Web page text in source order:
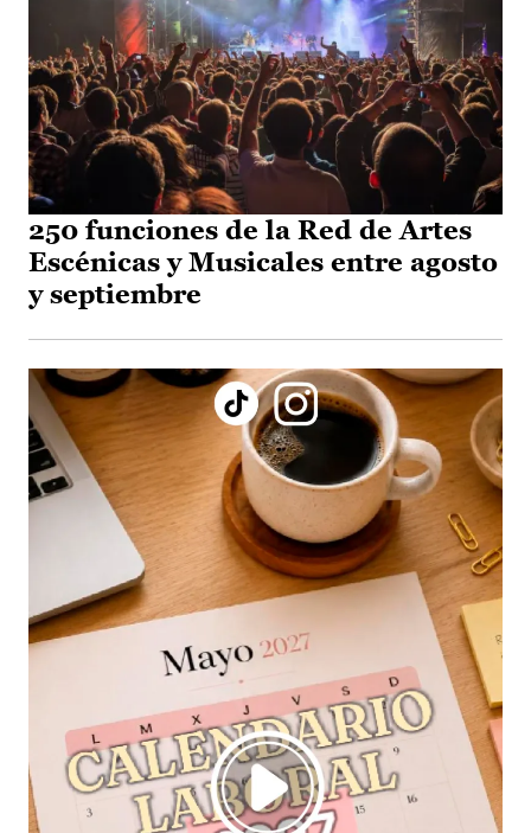
250 funciones de la Red de Artes
Escénicas y Musicales entre agosto
y septiembre